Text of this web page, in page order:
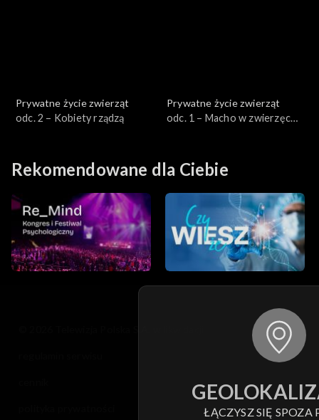
Prywatne życie zwierząt
odc. 2 – Kobiety rządzą
Prywatne życie zwierząt
odc. 1 – Macho w zwierzęcej
Rekomendowane dla Ciebie
ŁĄCZYSZ SIĘ SPOZA